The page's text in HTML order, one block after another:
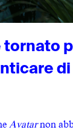
tornato
di
Avatarnon